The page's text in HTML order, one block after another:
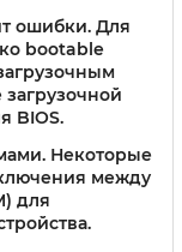
ошибки. Для
bootable
BIOS.
. Некоторые
между
для